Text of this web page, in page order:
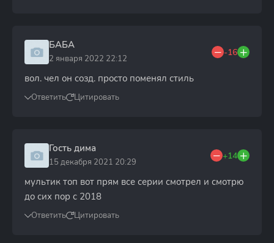
БАБА
2 января 2022 22:12
-16
вол. чел он созд. просто поменял стиль
Ответить Цитировать
Гость дима
15 декабря 2021 20:29
+14
мультик топ вот прям все серии смотрел и смотрю
до сих пор с 2018
Ответить Цитировать